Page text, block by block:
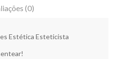
(0)
Estética Esteticista